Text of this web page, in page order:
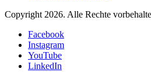
Copyright 2026. Alle Rechte
Facebook
Instagram
YouTube
LinkedIn